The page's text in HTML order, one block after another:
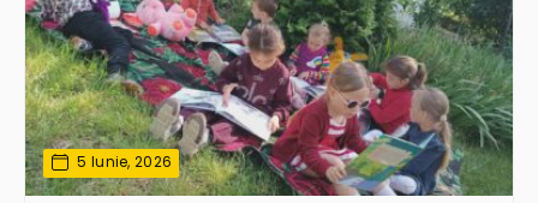
5 Iunie, 2026